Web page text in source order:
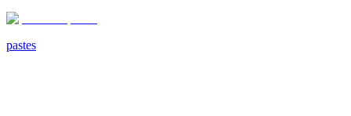
pastes